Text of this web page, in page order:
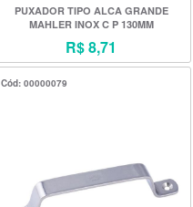
PUXADOR TIPO ALCA GRANDE
MAHLER INOX C P 130MM
R$ 8,71
Cód: 00000079